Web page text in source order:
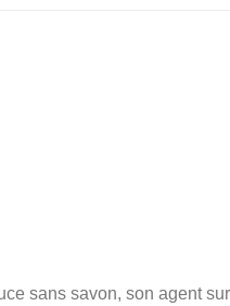
sans savon, son agent